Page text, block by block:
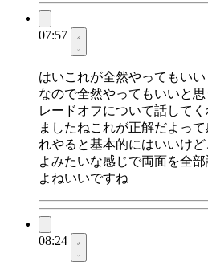
07:57
はいこれが全然やってもい
なので全然やってもいいと
レードオフについて話して
ましたねこれが正解だよっ
れやると基本的にはいいけ
よみたいな感じで両面を全
よねいいですね
08:24